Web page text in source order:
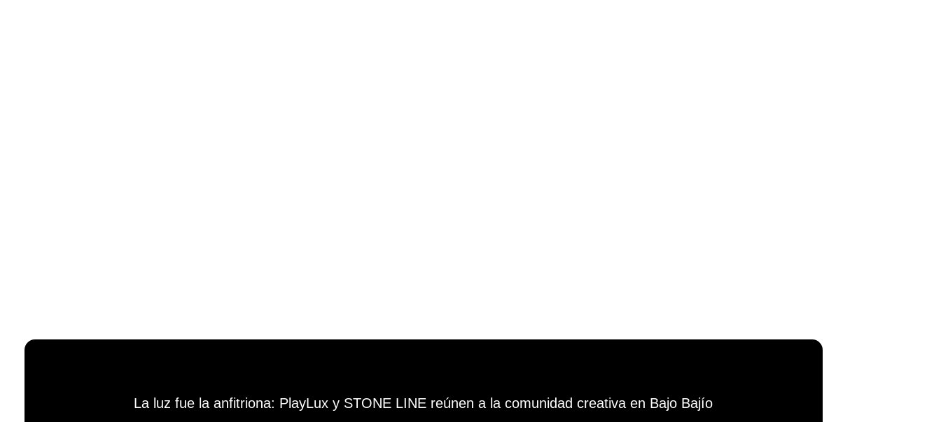
La luz fue la anfitriona: PlayLux y STONE LINE reúnen a la comunidad creativa en Bajo Bajío